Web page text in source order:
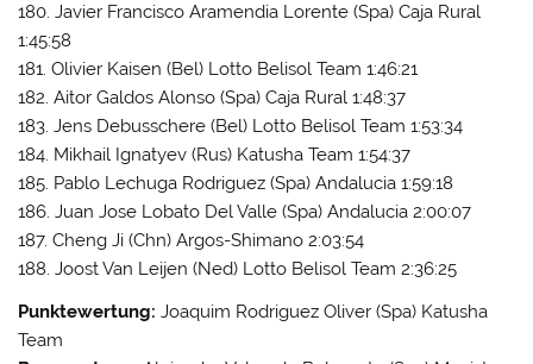
180. Javier Francisco Aramendia Lorente (Spa) Caja Rural
1:45:58
181. Olivier Kaisen (Bel) Lotto Belisol Team 1:46:21
182. Aitor Galdos Alonso (Spa) Caja Rural 1:48:37
183. Jens Debusschere (Bel) Lotto Belisol Team 1:53:34
184. Mikhail Ignatyev (Rus) Katusha Team 1:54:37
185. Pablo Lechuga Rodriguez (Spa) Andalucia 1:59:18
186. Juan Jose Lobato Del Valle (Spa) Andalucia 2:00:07
187. Cheng Ji (Chn) Argos-Shimano 2:03:54
188. Joost Van Leijen (Ned) Lotto Belisol Team 2:36:25
Punktewertung: Joaquim Rodriguez Oliver (Spa) Katusha
Team